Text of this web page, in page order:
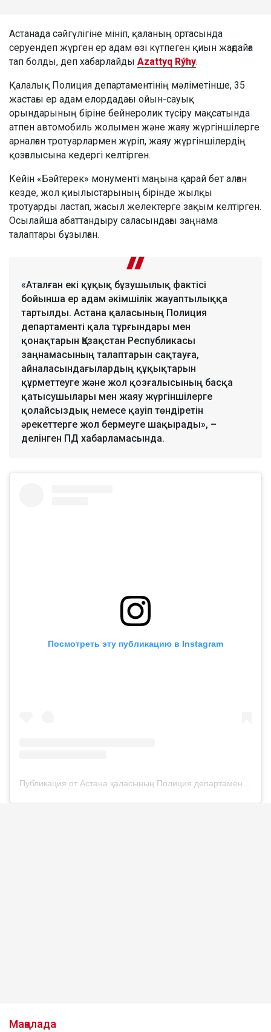
Астанада сәйгүлігіне мініп, қаланың ортасында
серуендеп жүрген ер адам өзі күтпеген қиын жағдайға
тап болды, деп хабарлайды Azattyq Rýhy.
Қалалық Полиция департаментінің мәліметінше, 35
жастағы ер адам елордадағы ойын-сауық
орындарының біріне бейнеролик түсіру мақсатында
атпен автомобиль жолымен және жаяу жүргіншілерге
арналған тротуарлармен жүріп, жаяу жүргіншілердің
қозғалысына кедергі келтірген.
Кейін «Бәйтерек» монументі маңына қарай бет алған
кезде, жол қиылыстарының бірінде жылқы
тротуарды ластап, жасыл желектерге зақым келтірген.
Осылайша абаттандыру саласындағы заңнама
талаптары бұзылған.
«Аталған екі құқық бұзушылық фактісі
бойынша ер адам әкімшілік жауаптылыққа
тартылды. Астана қаласының Полиция
департаменті қала тұрғындары мен
қонақтарын Қазақстан Республикасы
заңнамасының талаптарын сақтауға,
айналасындағылардың құқықтарын
құрметтеуге және жол қозғалысының басқа
қатысушылары мен жаяу жүргіншілерге
қолайсыздық немесе қауіп төндіретін
әрекеттерге жол бермеуге шақырады», –
делінген ПД хабарламасында.
Посмотреть эту публикацию в Instagram
Мақалада